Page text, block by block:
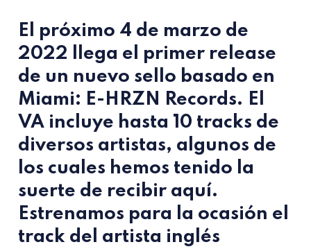
El próximo 4 de marzo de
2022 llega el primer release
de un nuevo sello basado en
Miami: E-HRZN Records. El
VA incluye hasta 10 tracks de
diversos artistas, algunos de
los cuales hemos tenido la
suerte de recibir aquí.
Estrenamos para la ocasión el
track del artista inglés